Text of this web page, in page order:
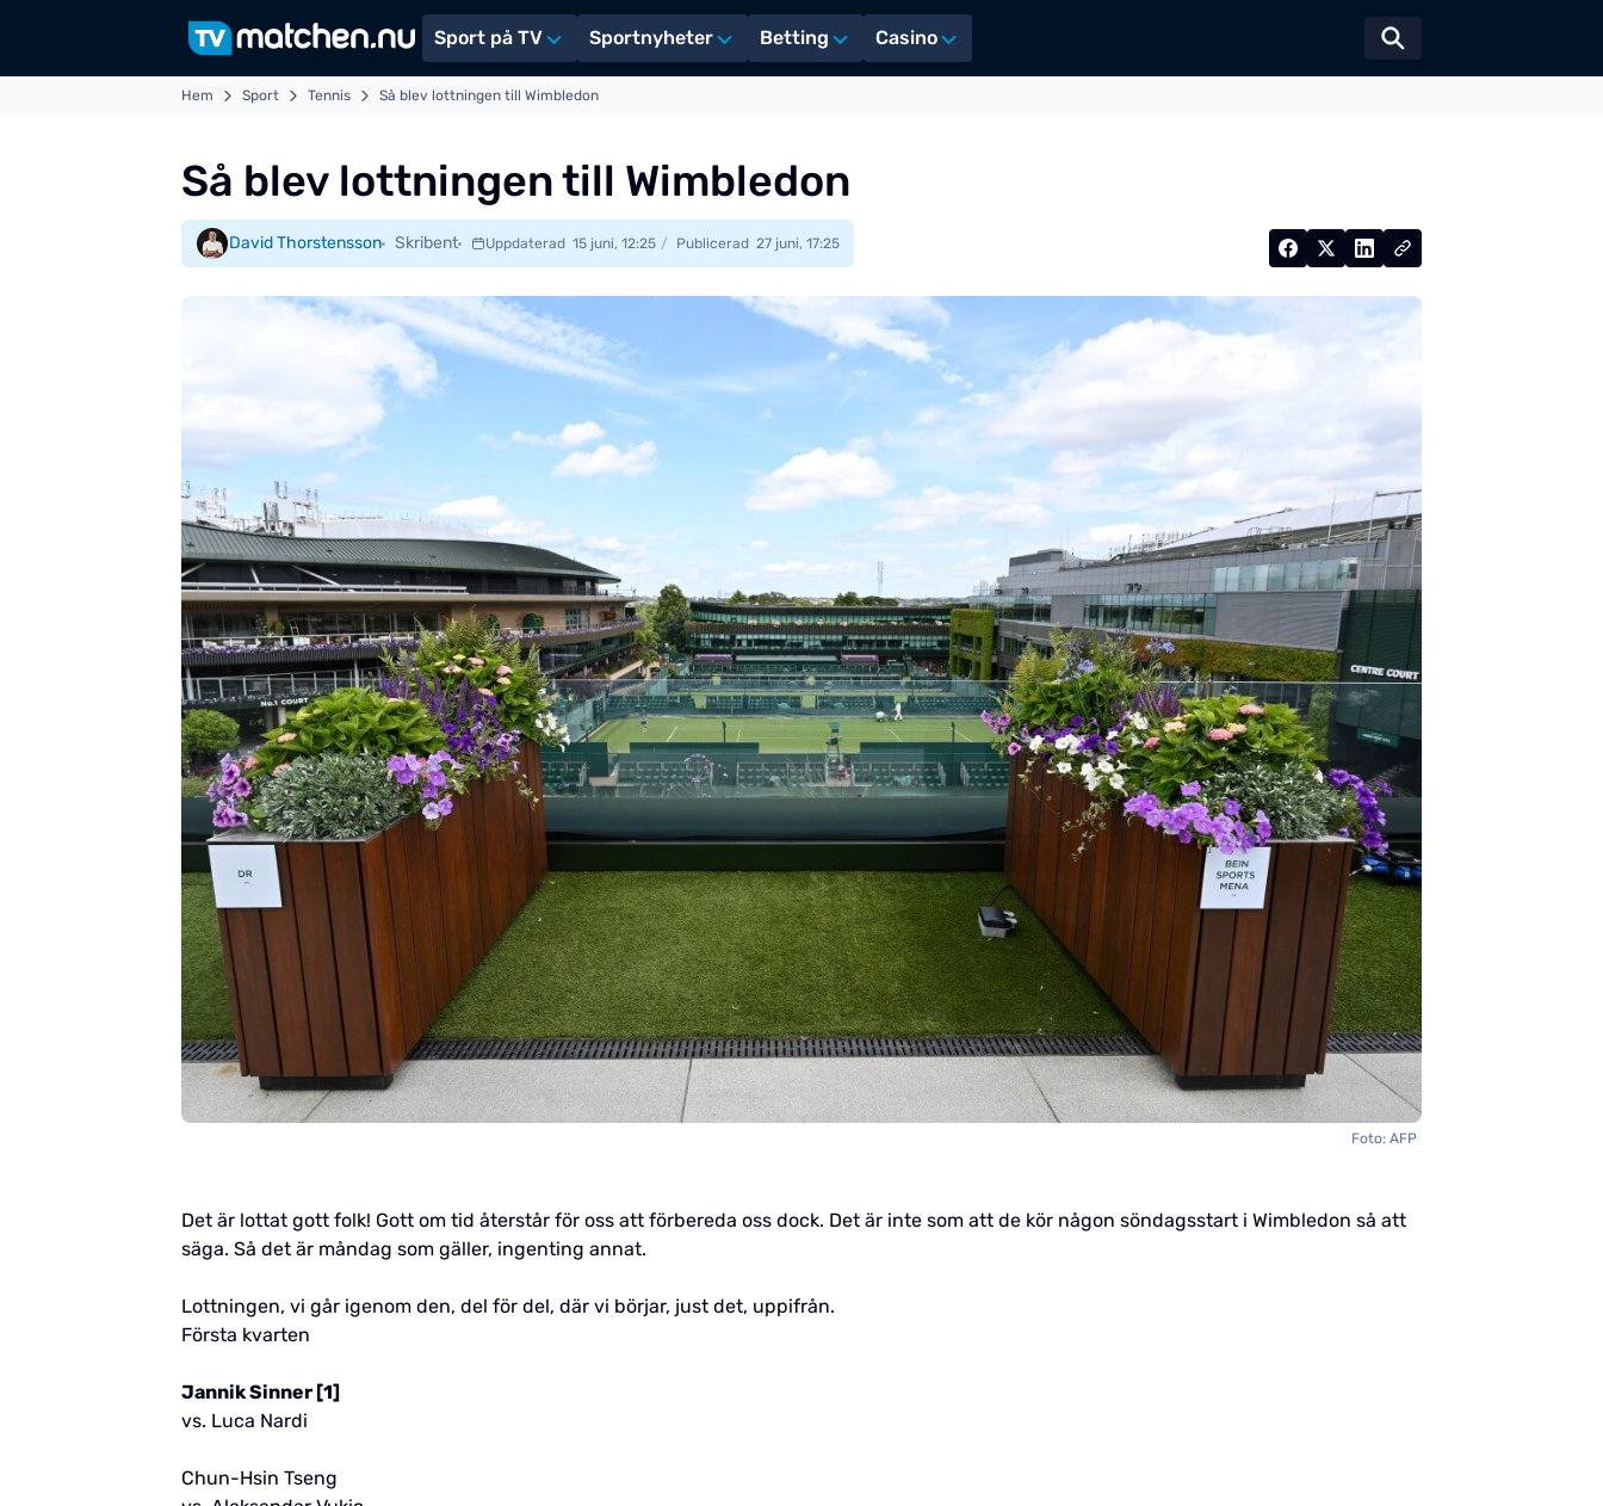
Sport på TV Sportnyheter Betting Casino Växla
Hem Sport Tennis Så blev lottningen till Wimbledon
Så blev lottningen till Wimbledon
David Thorstensson Skribent Uppdaterad 15 juni, 12:25 Publicerad 27 juni, 17:25
Foto: AFP
Det är lottat gott folk! Gott om tid återstår för oss att förbereda oss dock. Det är inte som att de kör någon söndagsstart i Wimbledon så att
säga. Så det är måndag som gäller, ingenting annat.
Lottningen, vi går igenom den, del för del, där vi börjar, just det, uppifrån.
Första kvarten
Jannik Sinner [1]
vs. Luca Nardi
Chun-Hsin Tseng